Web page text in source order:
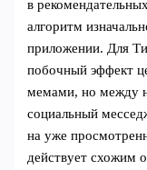
в
алгоритм
приложении. Для
побочный эффект
мемами, но между
социальный
на уже
действует схожим